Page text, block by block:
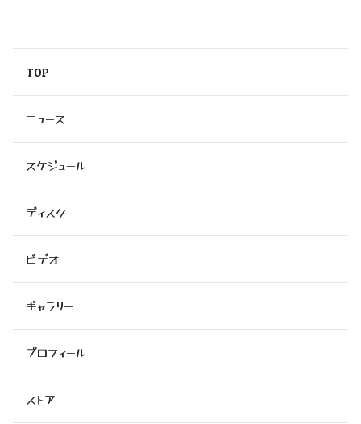
TOP
ニュース
スケジュール
ディスク
ビデオ
ギャラリー
プロフィール
ストア